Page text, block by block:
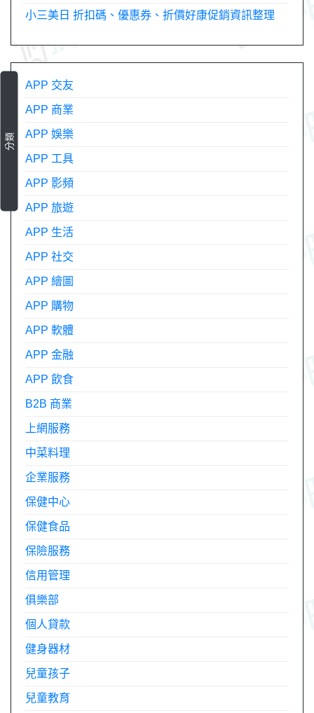
小三美日 折扣碼、優惠券、折價好康促銷資訊整理
分類
APP 交友
APP 商業
APP 娛樂
APP 工具
APP 影頻
APP 旅遊
APP 生活
APP 社交
APP 繪圖
APP 購物
APP 軟體
APP 金融
APP 飲食
B2B 商業
上網服務
中菜料理
企業服務
保健中心
保健食品
保險服務
信用管理
俱樂部
個人貸款
健身器材
兒童孩子
兒童教育